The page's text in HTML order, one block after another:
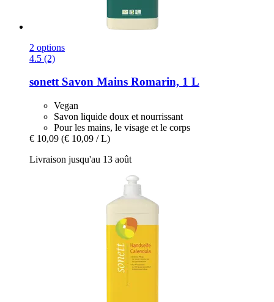
2 options
4.5 (2)
sonettSavon Mains Romarin, 1 L
Vegan
Savon liquide doux et nourrissant
Pour les mains, le visage et le corps
€ 10,09 (€ 10,09 / L)
Livraison jusqu'au 13 août